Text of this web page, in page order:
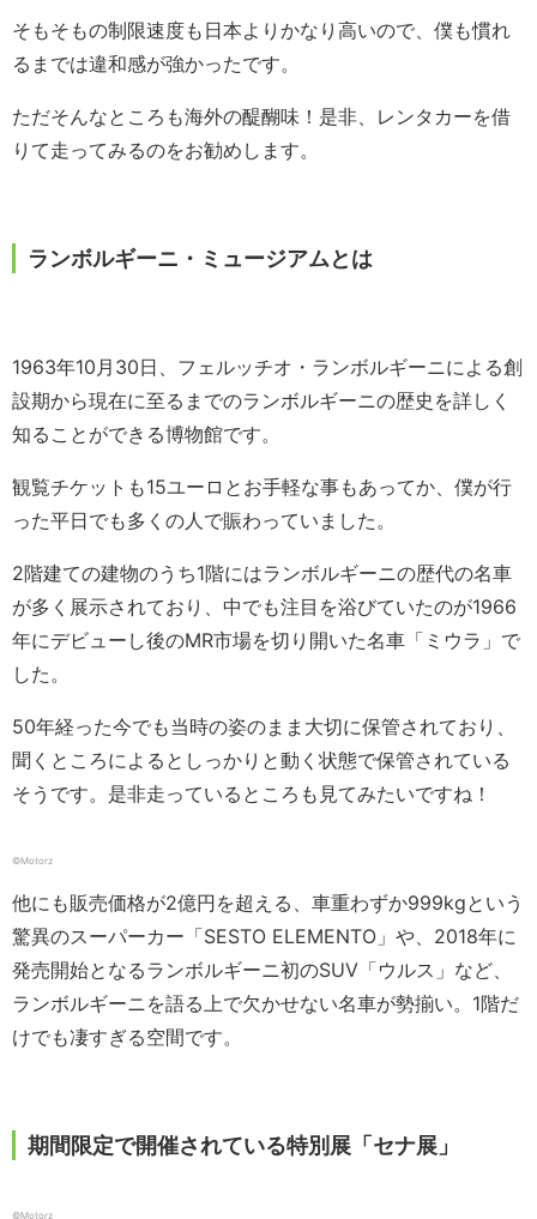
そもそもの制限速度も日本よりかなり高いので、僕も慣れ
るまでは違和感が強かったです。
ただそんなところも海外の醍醐味！是非、レンタカーを借
りて走ってみるのをお勧めします。
ランボルギーニ・ミュージアムとは
1963年10月30日、フェルッチオ・ランボルギーニによる創
設期から現在に至るまでのランボルギーニの歴史を詳しく
知ることができる博物館です。
観覧チケットも15ユーロとお手軽な事もあってか、僕が行
った平日でも多くの人で賑わっていました。
2階建ての建物のうち1階にはランボルギーニの歴代の名車
が多く展示されており、中でも注目を浴びていたのが1966
年にデビューし後のMR市場を切り開いた名車「ミウラ」で
した。
50年経った今でも当時の姿のまま大切に保管されており、
聞くところによるとしっかりと動く状態で保管されている
そうです。是非走っているところも見てみたいですね！
©Motorz
他にも販売価格が2億円を超える、車重わずか999kgという
驚異のスーパーカー「SESTO ELEMENTO」や、2018年に
発売開始となるランボルギーニ初のSUV「ウルス」など、
ランボルギーニを語る上で欠かせない名車が勢揃い。1階だ
けでも凄すぎる空間です。
期間限定で開催されている特別展「セナ展」
©Motorz